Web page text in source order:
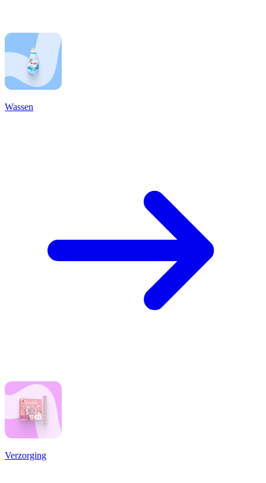
Wassen
Verzorging